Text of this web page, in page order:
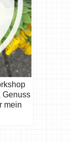
Genuss
mein